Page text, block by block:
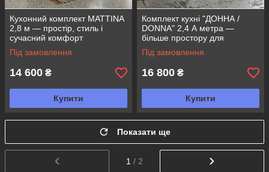
Кухонний комплект MATTINA
2,8 м — простір, стиль і
сучасний комфорт
Під замовлення
14 600 ₴
Купити
Комплект кухні "ДОННА /
DONNA" 2,4 А метра —
більше простору для
затишного життя
Під замовлення
16 800 ₴
Купити
Показати ще
1 / 2